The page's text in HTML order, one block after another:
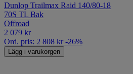
Dunlop Trailmax Raid 140/80-18
70S TL Bak
Offroad
2 079 kr
Ord. pris: 2 808 kr -26%
Lägg i varukorgen